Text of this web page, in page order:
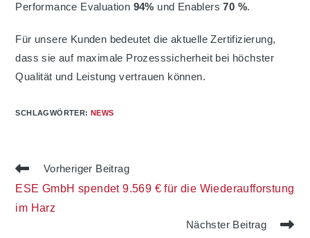
Performance Evaluation 94% und Enablers70 %.
Für unsere Kunden bedeutet die aktuelle Zertifizierung,
dass sie auf maximale Prozesssicherheit bei höchster
Qualität und Leistung vertrauen können.
SCHLAGWÖRTER:NEWS
Weitere
ansehen
Vorheriger Beitrag
ESE GmbH spendet 9.569 € für die Wiederaufforstung
im Harz
Nächster Beitrag